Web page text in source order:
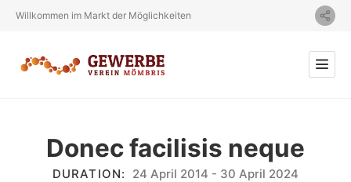
Willkommen im Markt der Möglichkeiten
Donec facilisis neque
DURATION: 24 April 2014 - 30 April 2024